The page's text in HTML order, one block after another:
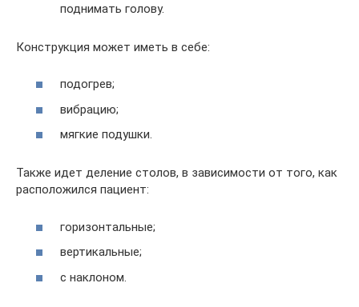
поднимать голову.
Конструкция может иметь в себе:
подогрев;
вибрацию;
мягкие подушки.
Также идет деление столов, в зависимости от того, как
расположился пациент:
горизонтальные;
вертикальные;
с наклоном.